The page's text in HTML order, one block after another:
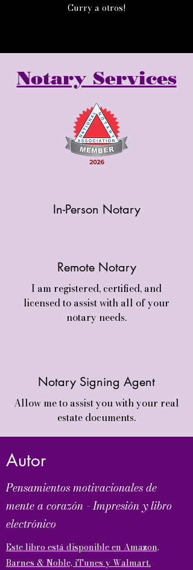
Curry a otros!
Notary Services
In-Person Notary
Remote Notary
I am registered, certified, and
licensed to assist with all of your
notary needs.
Notary Signing Agent
Allow me to assist you with your real
estate documents.
Autor
Pensamientos motivacionales de
mente a corazón - Impresión y libro
electrónico
Este libro está disponible en Amazon,
Barnes & Noble, iTunes y Walmart.